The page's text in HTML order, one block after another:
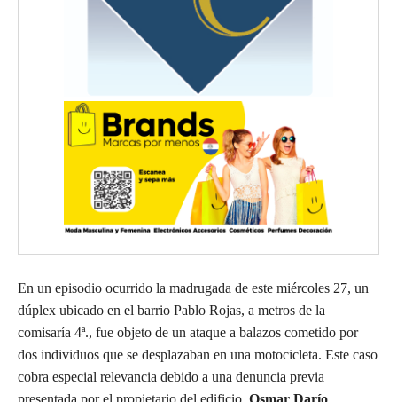
En un episodio ocurrido la madrugada de este miércoles 27, un
dúplex ubicado en el barrio Pablo Rojas, a metros de la
comisaría 4ª., fue objeto de un ataque a balazos cometido por
dos individuos que se desplazaban en una motocicleta. Este caso
cobra especial relevancia debido a una denuncia previa
presentada por el propietario del edificio, Osmar Darío